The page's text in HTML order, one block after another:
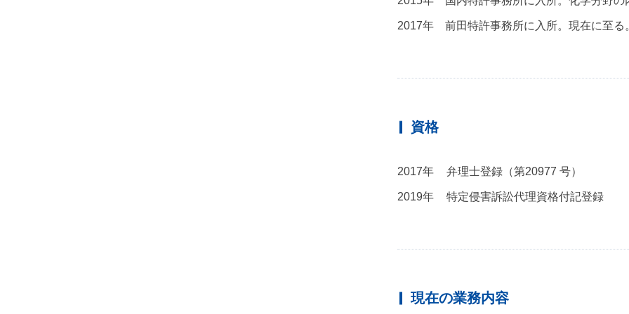
2017年 前田特許事務所に入所。現在に至る
資格
2017年 弁理士登録（第20977 号）
2019年 特定侵害訴訟代理資格付記登録
現在の業務内容